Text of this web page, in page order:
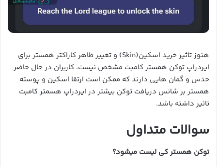
هنوز تاثیر خرید اسکین(Skin) و تغییر ظاهر کاراکتر همستر برای
ایردراپ توکن همستر کامبت مشخص نیست. کاربران در حال حاضر
حدس و گمان هایی دارند که ممکن است ارتقا اسکین و پوسته
همستر بر شانس دریافت توکن بیشتر در ایردراپ هسمتر کامبت
تاثیر داشته باشد.
سوالات متداول
توکن همستر کی لیست میشود؟